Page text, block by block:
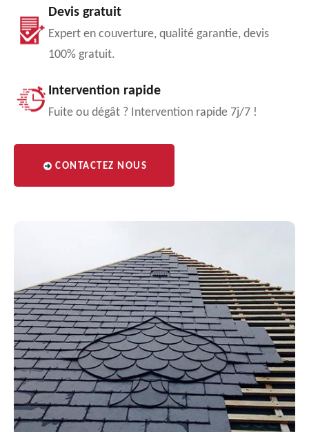
Devis gratuit
Expert en couverture, qualité garantie, devis
100% gratuit.
Intervention rapide
Fuite ou dégât ? Intervention rapide 7j/7 !
CONTACTEZ NOUS